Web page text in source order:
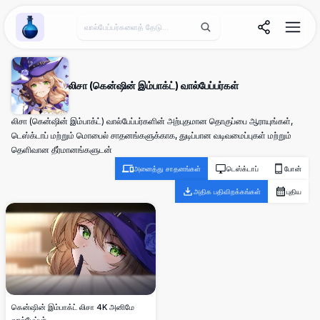
Wallpaper Alchemy
லிசா (கென்ஷின் இம்பாக்ட்) வால்பேப்பர்கள்
லிசா (கென்ஷின் இம்பாக்ட்) வால்பேப்பர்களின் அற்புதமான தொகுப்பை ஆராயுங்கள்,
டெஸ்க்டாப் மற்றும் மொபைல் சாதனங்களுக்காக, துடிப்பான வடிவமைப்புகள் மற்றும்
தெளிவான தீர்மானங்களுடன்
அனைத்து சாதனங்கள் டெஸ்க்டாப் போன்
அதிக பதிவிறக்கங்கள் புதிய
கென்ஷின் இம்பாக்ட் லிசா 4K அனிமே